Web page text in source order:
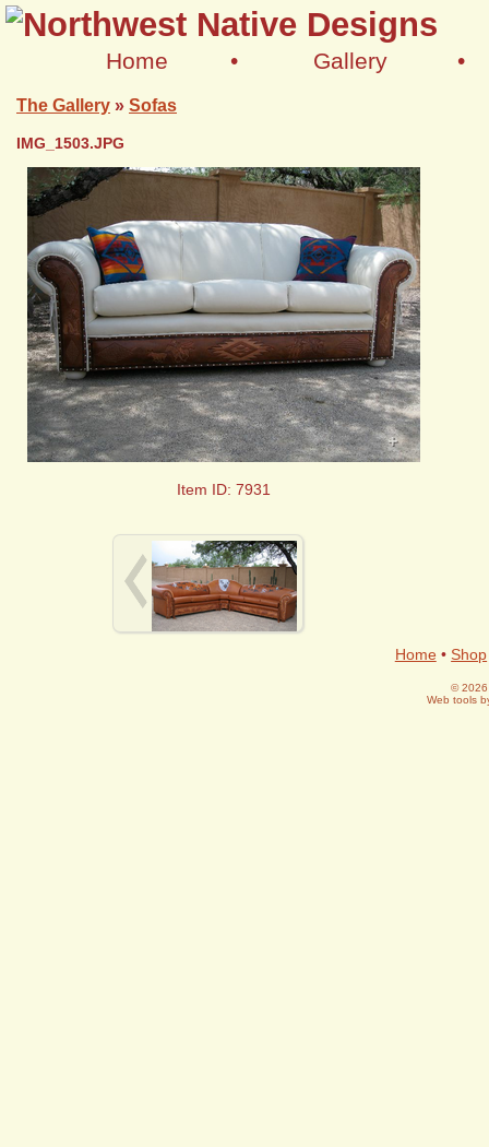
Home • Gallery •
The Gallery » Sofas
IMG_1503.JPG
+
Item ID: 7931
Home • Shop
© 2026
Web tools